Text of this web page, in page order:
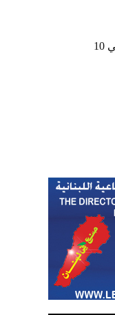
الرخص العقارية المسجّلة تنخفض 23% في 10